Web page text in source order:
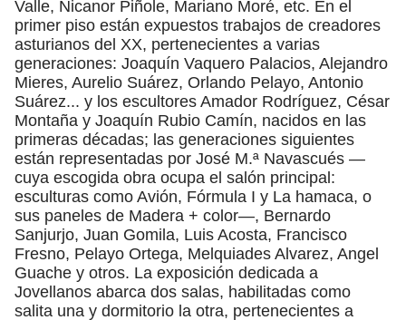
Valle, Nicanor Piñole, Mariano Moré, etc. En el
primer piso están expuestos trabajos de creadores
asturianos del XX, pertenecientes a varias
generaciones: Joaquín Vaquero Palacios, Alejandro
Mieres, Aurelio Suárez, Orlando Pelayo, Antonio
Suárez... y los escultores Amador Rodríguez, César
Montaña y Joaquín Rubio Camín, nacidos en las
primeras décadas; las generaciones siguientes
están representadas por José M.ª Navascués —
cuya escogida obra ocupa el salón principal:
esculturas como Avión, Fórmula I y La hamaca, o
sus paneles de Madera + color—, Bernardo
Sanjurjo, Juan Gomila, Luis Acosta, Francisco
Fresno, Pelayo Ortega, Melquiades Alvarez, Angel
Guache y otros. La exposición dedicada a
Jovellanos abarca dos salas, habilitadas como
salita una y dormitorio la otra, pertenecientes a